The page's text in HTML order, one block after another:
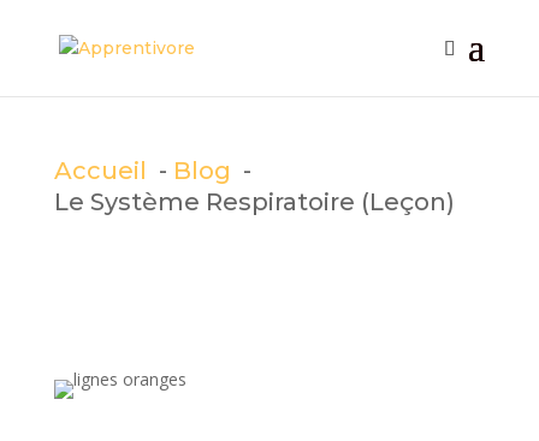
Accueil
Blog
Le Système Respiratoire (Leçon)
Retrouvez nos cahiers de vacances
! ☀️⛱️
Cliquez-ici